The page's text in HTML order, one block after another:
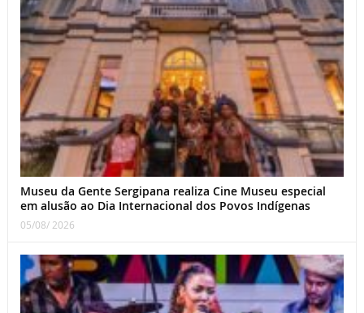
Museu da Gente Sergipana realiza Cine Museu especial
em alusão ao Dia Internacional dos Povos Indígenas
05/08/ 2026